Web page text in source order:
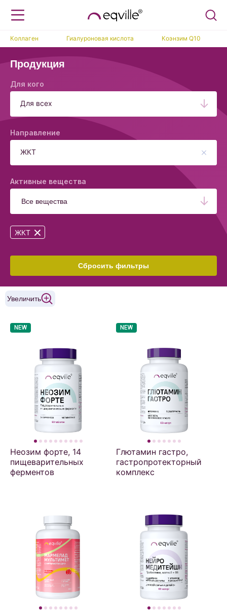
Коллаген Гиалуроновая кислота Коэнзим Q10
Продукция
Для кого
Для всех
Направление
ЖКТ
Активные вещества
Сбросить фильтры
ЖКТ
Увеличить
NEW
Неозим форте, 14
пищеварительных
ферментов
NEW
Глютамин гастро,
гастропротекторный
комплекс